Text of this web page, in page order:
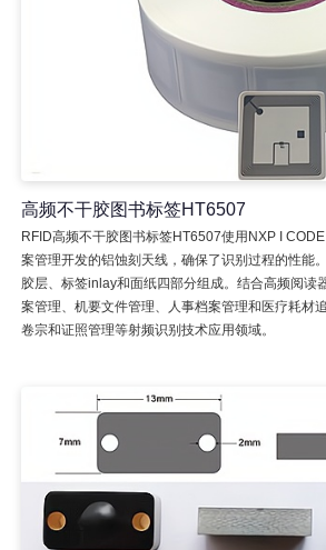
高频不干胶图书标签HT6507
RFID高频不干胶图书标签HT6507使用NXP I
案管理开发的铝蚀刻天线，确保了识别过程的性能
胶层、标签inlay和面纸四部分组成。结合高频阅读
案管理、机要文件管理、人事档案管理和医疗耗材
卷宗和证照管理等射频识别技术应用领域。